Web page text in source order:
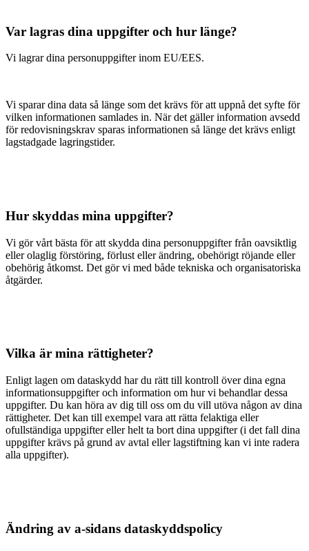
Var lagras dina uppgifter och hur länge?
Vi lagrar dina personuppgifter inom EU/EES.
Vi sparar dina data så länge som det krävs för att uppnå det syfte för
vilken informationen samlades in. När det gäller information avsedd
för redovisningskrav sparas informationen så länge det krävs enligt
lagstadgade lagringstider.
Hur skyddas mina uppgifter?
Vi gör vårt bästa för att skydda dina personuppgifter från oavsiktlig
eller olaglig förstöring, förlust eller ändring, obehörigt röjande eller
obehörig åtkomst. Det gör vi med både tekniska och organisatoriska
åtgärder.
Vilka är mina rättigheter?
Enligt lagen om dataskydd har du rätt till kontroll över dina egna
informationsuppgifter och information om hur vi behandlar dessa
uppgifter. Du kan höra av dig till oss om du vill utöva någon av dina
rättigheter. Det kan till exempel vara att rätta felaktiga eller
ofullständiga uppgifter eller helt ta bort dina uppgifter (i det fall dina
uppgifter krävs på grund av avtal eller lagstiftning kan vi inte radera
alla uppgifter).
Ändring av a-sidans dataskyddspolicy